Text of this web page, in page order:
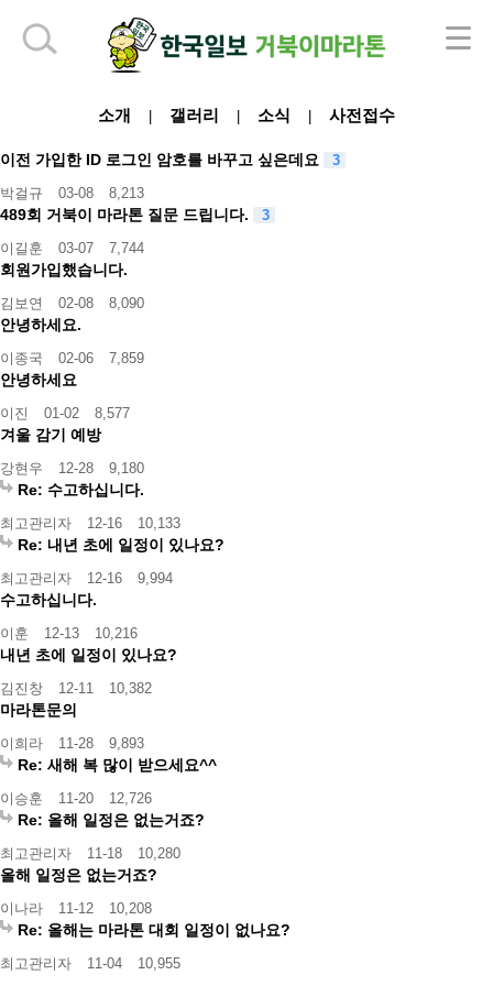
소개 갤러리 소식 사전접수
이전 가입한 ID 로그인 암호를 바꾸고 싶은데요
3
박걸규
03-08 8,213
489회 거북이 마라톤 질문 드립니다.
3
이길훈
03-07 7,744
회원가입했습니다.
김보연 02-08 8,090
안녕하세요.
이종국 02-06 7,859
안녕하세요
이진 01-02 8,577
겨울 감기 예방
강현우 12-28 9,180
Re: 수고하십니다.
최고관리자 12-16 10,133
Re: 내년 초에 일정이 있나요?
최고관리자 12-16 9,994
수고하십니다.
이훈 12-13 10,216
내년 초에 일정이 있나요?
김진창 12-11 10,382
마라톤문의
이희라 11-28 9,893
Re: 새해 복 많이 받으세요^^
이승훈 11-20 12,726
Re: 올해 일정은 없는거죠?
최고관리자 11-18 10,280
올해 일정은 없는거죠?
이나라 11-12 10,208
Re: 올해는 마라톤 대회 일정이 없나요?
최고관리자 11-04 10,955
하단 영역